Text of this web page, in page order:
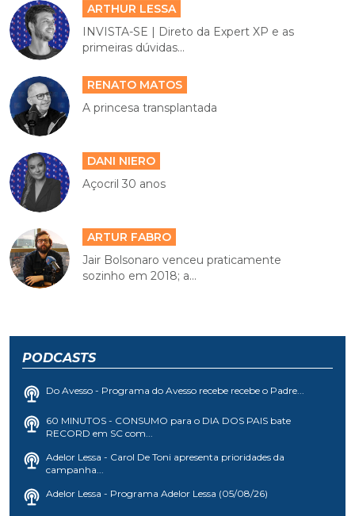
ARTHUR LESSA
INVISTA-SE | Direto da Expert XP e as
primeiras dúvidas...
RENATO MATOS
A princesa transplantada
DANI NIERO
Açocril 30 anos
ARTUR FABRO
Jair Bolsonaro venceu praticamente
sozinho em 2018; a...
PODCASTS
Do Avesso - Programa do Avesso recebe recebe o Padre...
60 MINUTOS - CONSUMO para o DIA DOS PAIS bate
RECORD em SC com...
Adelor Lessa - Carol De Toni apresenta prioridades da
campanha...
Adelor Lessa - Programa Adelor Lessa (05/08/26)